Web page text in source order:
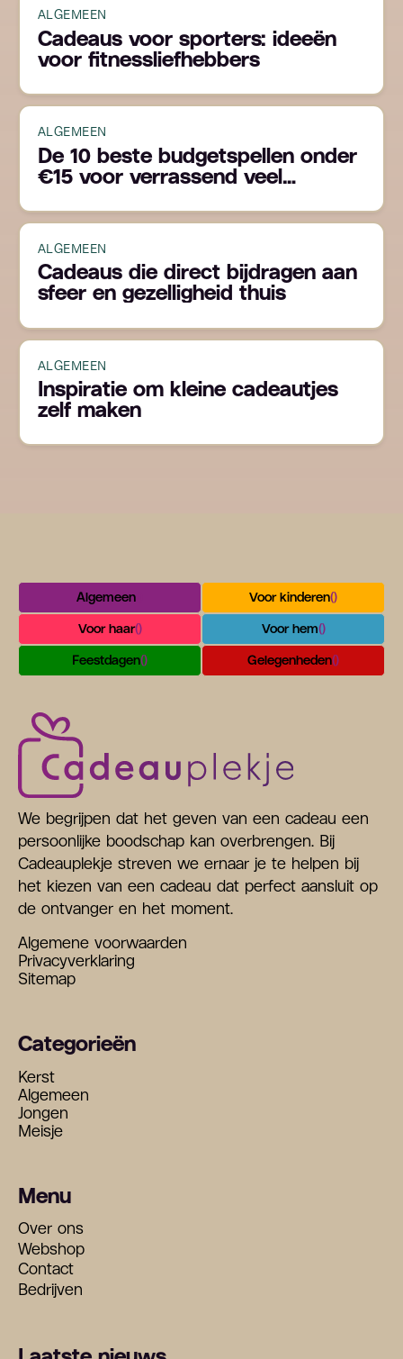
ALGEMEEN
Cadeaus voor sporters: ideeën
voor fitnessliefhebbers
ALGEMEEN
De 10 beste budgetspellen onder
€15 voor verrassend veel
ALGEMEEN
Cadeaus die direct bijdragen aan
sfeer en gezelligheid thuis
ALGEMEEN
Inspiratie om kleine cadeautjes
zelf maken
Algemeen Voor kinderen()
Voor haar() Voor hem()
Feestdagen() Gelegenheden()
We begrijpen dat het geven van een cadeau een
persoonlijke boodschap kan overbrengen. Bij
Cadeauplekje streven we ernaar je te helpen bij
het kiezen van een cadeau dat perfect aansluit op
de ontvanger en het moment.
Algemene voorwaarden
Privacyverklaring
Sitemap
Categorieën
Kerst
Algemeen
Jongen
Meisje
Menu
Over ons
Webshop
Contact
Bedrijven